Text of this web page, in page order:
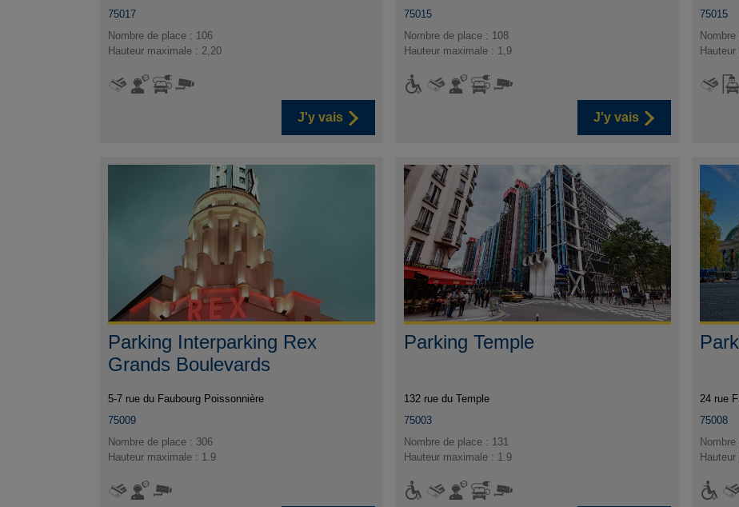
75017
Nombre de place : 106
Hauteur maximale : 2,20
J'y vais
75015
Nombre de place : 108
Hauteur maximale : 1,9
J'y vais
75015
Parking Interparking Rex
Grands Boulevards
5-7 rue du Faubourg Poissonnière
75009
Nombre de place : 306
Hauteur maximale : 1.9
Parking Temple
132 rue du Temple
75003
Nombre de place : 131
Hauteur maximale : 1.9
24 rue
75008